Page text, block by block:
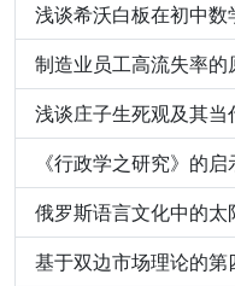
浅谈希沃白板在初中
制造业员工高流失率
浅谈庄子生死观及其当
《行政学之研究》的启
俄罗斯语言文化中的太
基于双边市场理论的